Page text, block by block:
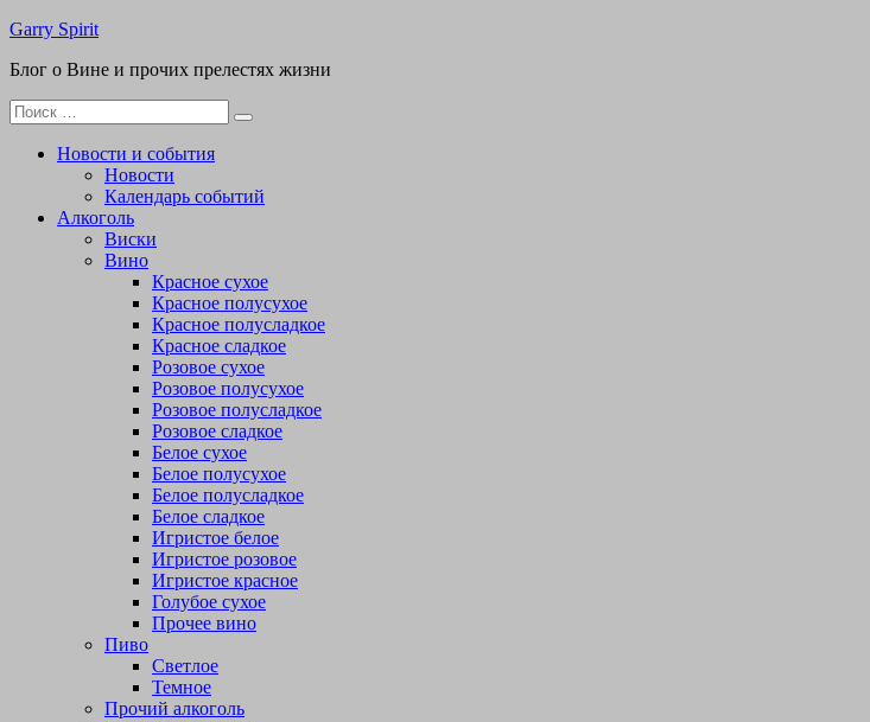
Перейти
содержимому
Garry Spirit
Блог о Вине и прочих прелестях жизни
Поиск
для:
Новости и события
Новости
Календарь событий
Алкоголь
Виски
Вино
Красное сухое
Красное полусухое
Красное полусладкое
Красное сладкое
Розовое сухое
Розовое полусухое
Розовое полусладкое
Розовое сладкое
Белое сухое
Белое полусухое
Белое полусладкое
Белое сладкое
Игристое белое
Игристое розовое
Игристое красное
Голубое сухое
Прочее вино
Пиво
Светлое
Темное
Прочий алкоголь